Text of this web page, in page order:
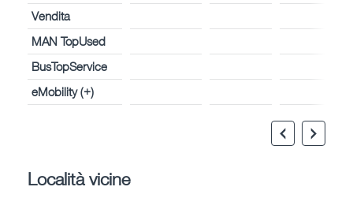
Vendita
MAN TopUsed
BusTopService
eMobility (+)
Località vicine